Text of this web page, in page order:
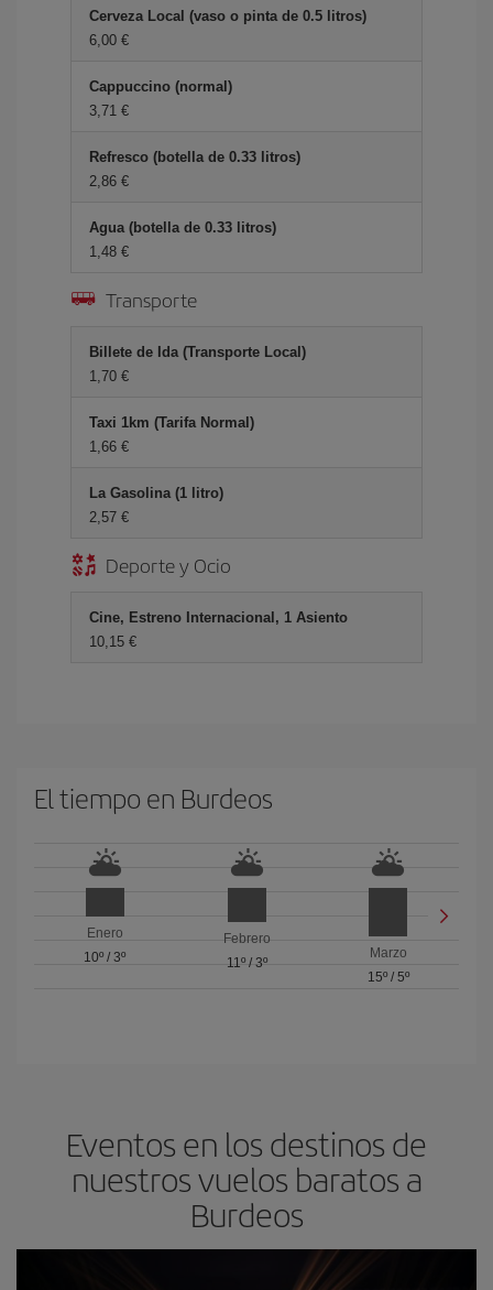
Cerveza Local (vaso o pinta de 0.5 litros)
6,00 €
Cappuccino (normal)
3,71 €
Refresco (botella de 0.33 litros)
2,86 €
Agua (botella de 0.33 litros)
1,48 €
Transporte
Billete de Ida (Transporte Local)
1,70 €
Taxi 1km (Tarifa Normal)
1,66 €
La Gasolina (1 litro)
2,57 €
Deporte y Ocio
Cine, Estreno Internacional, 1 Asiento
10,15 €
El tiempo en Burdeos
Enero
10º /3º
Febrero
11º/ 3º
Marzo
15º/ 5º
Eventos en los destinos de
nuestros vuelos baratos a
Burdeos